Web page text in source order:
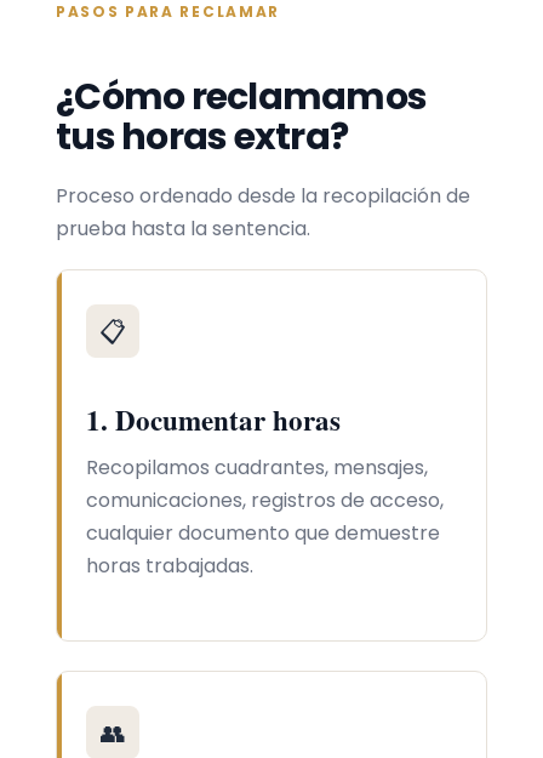
PASOS PARA RECLAMAR
¿Cómo reclamamos
tus horas extra?
Proceso ordenado desde la recopilación de
prueba hasta la sentencia.
📋
1. Documentar horas
Recopilamos cuadrantes, mensajes,
comunicaciones, registros de acceso,
cualquier documento que demuestre
horas trabajadas.
👥